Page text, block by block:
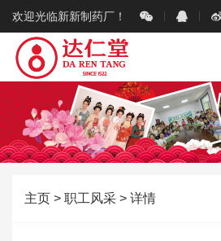
欢迎光临新新制药厂！
主页 > 职工风采 > 详情